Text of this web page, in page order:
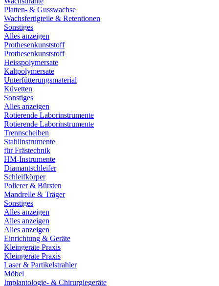
Platten- & Gusswachse
Wachsfertigteile & Retentionen
Sonstiges
Alles anzeigen
Prothesenkunststoff
Prothesenkunststoff
Heisspolymersate
Kaltpolymersate
Unterfütterungsmaterial
Küvetten
Sonstiges
Alles anzeigen
Rotierende Laborinstrumente
Rotierende Laborinstrumente
Trennscheiben
Stahlinstrumente
für Frästechnik
HM-Instrumente
Diamantschleifer
Schleifkörper
Polierer & Bürsten
Mandrelle & Träger
Sonstiges
Alles anzeigen
Alles anzeigen
Alles anzeigen
Einrichtung & Geräte
Kleingeräte Praxis
Kleingeräte Praxis
Laser & Partikelstrahler
Möbel
Implantologie- & Chirurgiegeräte